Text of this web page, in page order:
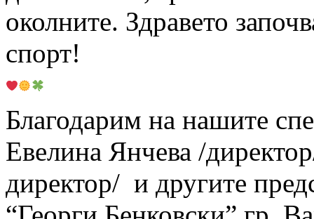
околните. Здравето
спорт!
Благодарим на нашите
Евелина Янчева /
директор/ и другите